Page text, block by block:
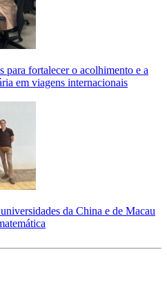
fortalecer o acolhimento e a
em viagens internacionais
da China e de Macau